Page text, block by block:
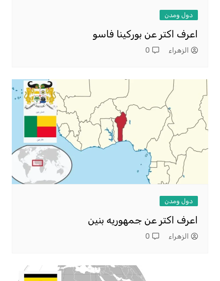
دول ومدن
اعرف اكتر عن بوركينا فاسو
الزهراء 0
دول ومدن
اعرف اكتر عن جمهوريه بنين
الزهراء 0